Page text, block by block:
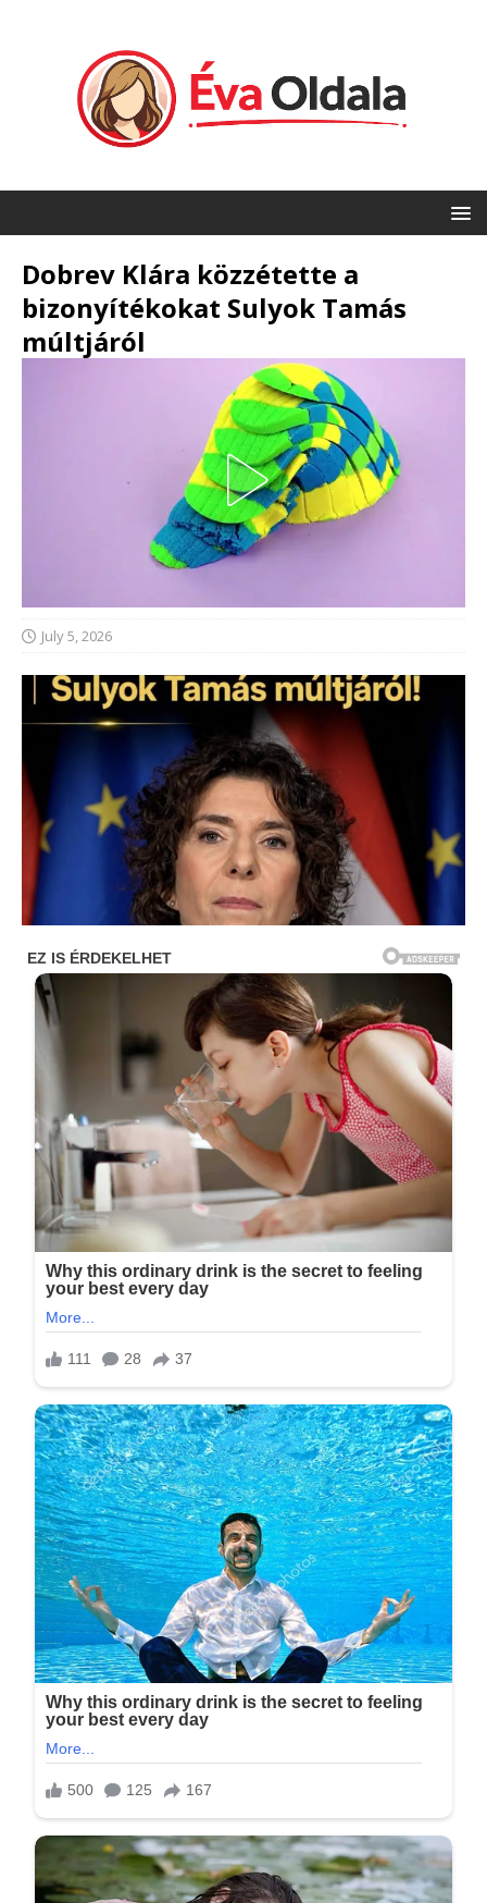
Dobrev Klára közzétette a
bizonyítékokat Sulyok Tamás
múltjáról
July 5, 2026